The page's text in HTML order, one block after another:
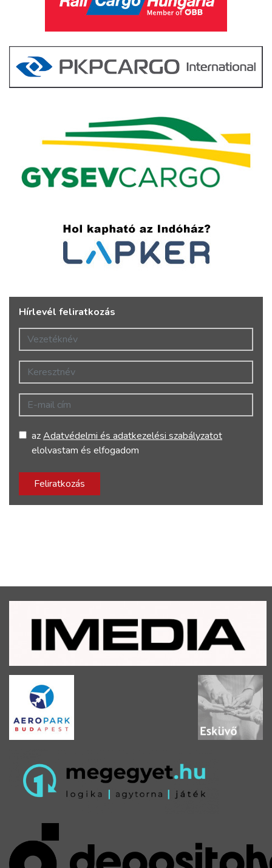
Hírlevél feliratkozás
Vezetéknév
Keresztnév
E-mail cím
azAdatvédelmi és adatkezelési szabályzatot
elolvastam és elfogadom
Feliratkozás